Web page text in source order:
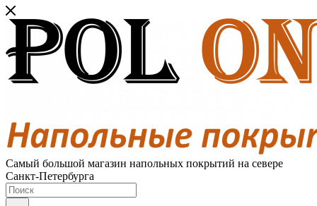
Самый большой магазин напольных покрытий на севере
Санкт-Петербурга